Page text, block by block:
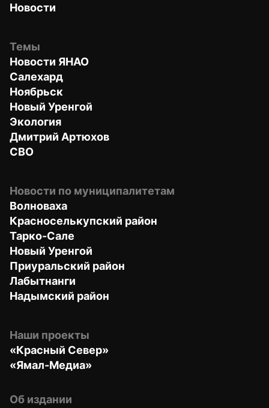
Новости
Темы
Новости ЯНАО
Салехард
Ноябрьск
Новый Уренгой
Экология
Дмитрий Артюхов
СВО
Новости по муниципалитетам
Волноваха
Красноселькупский район
Тарко-Сале
Новый Уренгой
Приуральский район
Лабытнанги
Надымский район
Наши проекты
«Красный Север»
«Ямал-Медиа»
Об издании